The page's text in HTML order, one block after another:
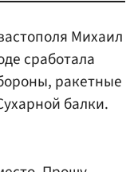
Михаил
сработала
ракетные
балки.